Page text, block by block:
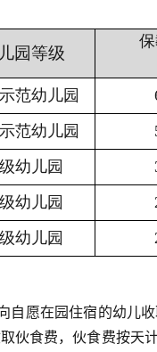
园等级
范幼儿园
范幼儿园
幼儿园
幼儿园
幼儿园
愿在园住宿的幼儿收
伙食费，伙食费按天